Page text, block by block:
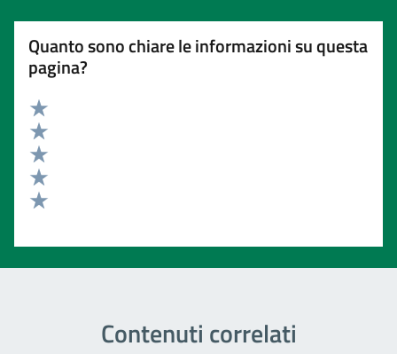
Quanto sono chiare le informazioni su questa
pagina?
Valuta 5 stelle su 5
Valuta 4 stelle su 5
Valuta 3 stelle su 5
Valuta 2 stelle su 5
Contenuti correlati